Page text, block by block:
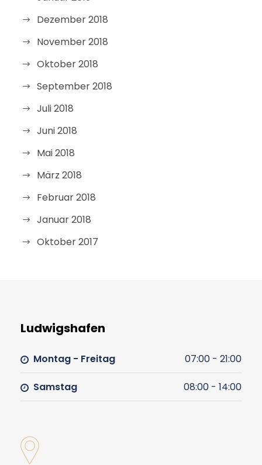
Dezember 2018
November 2018
Oktober 2018
September 2018
Juli 2018
Juni 2018
Mai 2018
März 2018
Februar 2018
Januar 2018
Oktober 2017
Ludwigshafen
Montag - Freitag 07:00 - 21:00
Samstag 08:00 - 14:00